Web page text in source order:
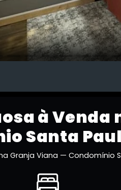
à
Santa
Granja Viana — Condomínio